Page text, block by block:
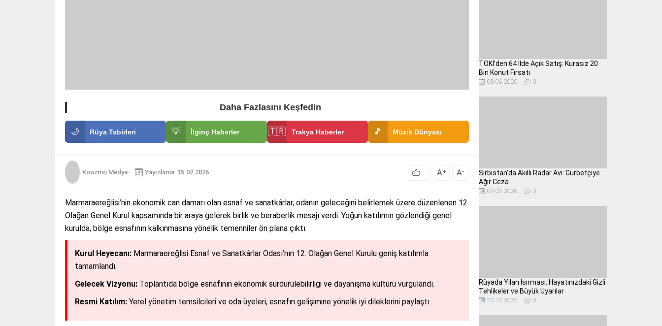
Daha Fazlasını Keşfedin
🌙 Rüya Tabirleri 💡 İlginç Haberler 🇹🇷 Trakya Haberler 🎵 Müzik Dünyası
Koozmo Medya Yayınlama: 15.02.2026 A+ A-
Marmaraereğlisi’nin ekonomik can damarı olan esnaf ve sanatkârlar, odanın geleceğini belirlemek üzere düzenlenen 12.
Olağan Genel Kurul kapsamında bir araya gelerek birlik ve beraberlik mesajı verdi. Yoğun katılımın gözlendiği genel
kurulda, bölge esnafının kalkınmasına yönelik temenniler ön plana çıktı.
Kurul Heyecanı: Marmaraereğlisi Esnaf ve Sanatkârlar Odası’nın 12. Olağan Genel Kurulu geniş katılımla
tamamlandı.
Gelecek Vizyonu: Toplantıda bölge esnafının ekonomik sürdürülebilirliği ve dayanışma kültürü vurgulandı.
Resmi Katılım: Yerel yönetim temsilcileri ve oda üyeleri, esnafın gelişimine yönelik iyi dileklerini paylaştı.
TOKİ’den 64 İlde Açık Satış: Kurasız 20
Bin Konut Fırsatı
08.06.2026 0
Sırbistan’da Akıllı Radar Avı: Gurbetçiye
Ağır Ceza
09.03.2026 0
Rüyada Yılan Isırması: Hayatınızdaki Gizli
Tehlikeler ve Büyük Uyarılar
20.12.2025 0